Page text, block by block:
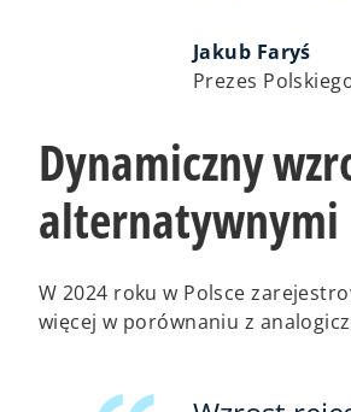
Jakub Faryś
Prezes
Dynamiczny
alternatywnymi
W 2024 roku w Polsce
więcej w porównaniu z